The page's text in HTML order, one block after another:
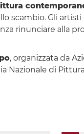
scambio. Gli artisti
rinunciare alla
, organizzata da
Nazionale di